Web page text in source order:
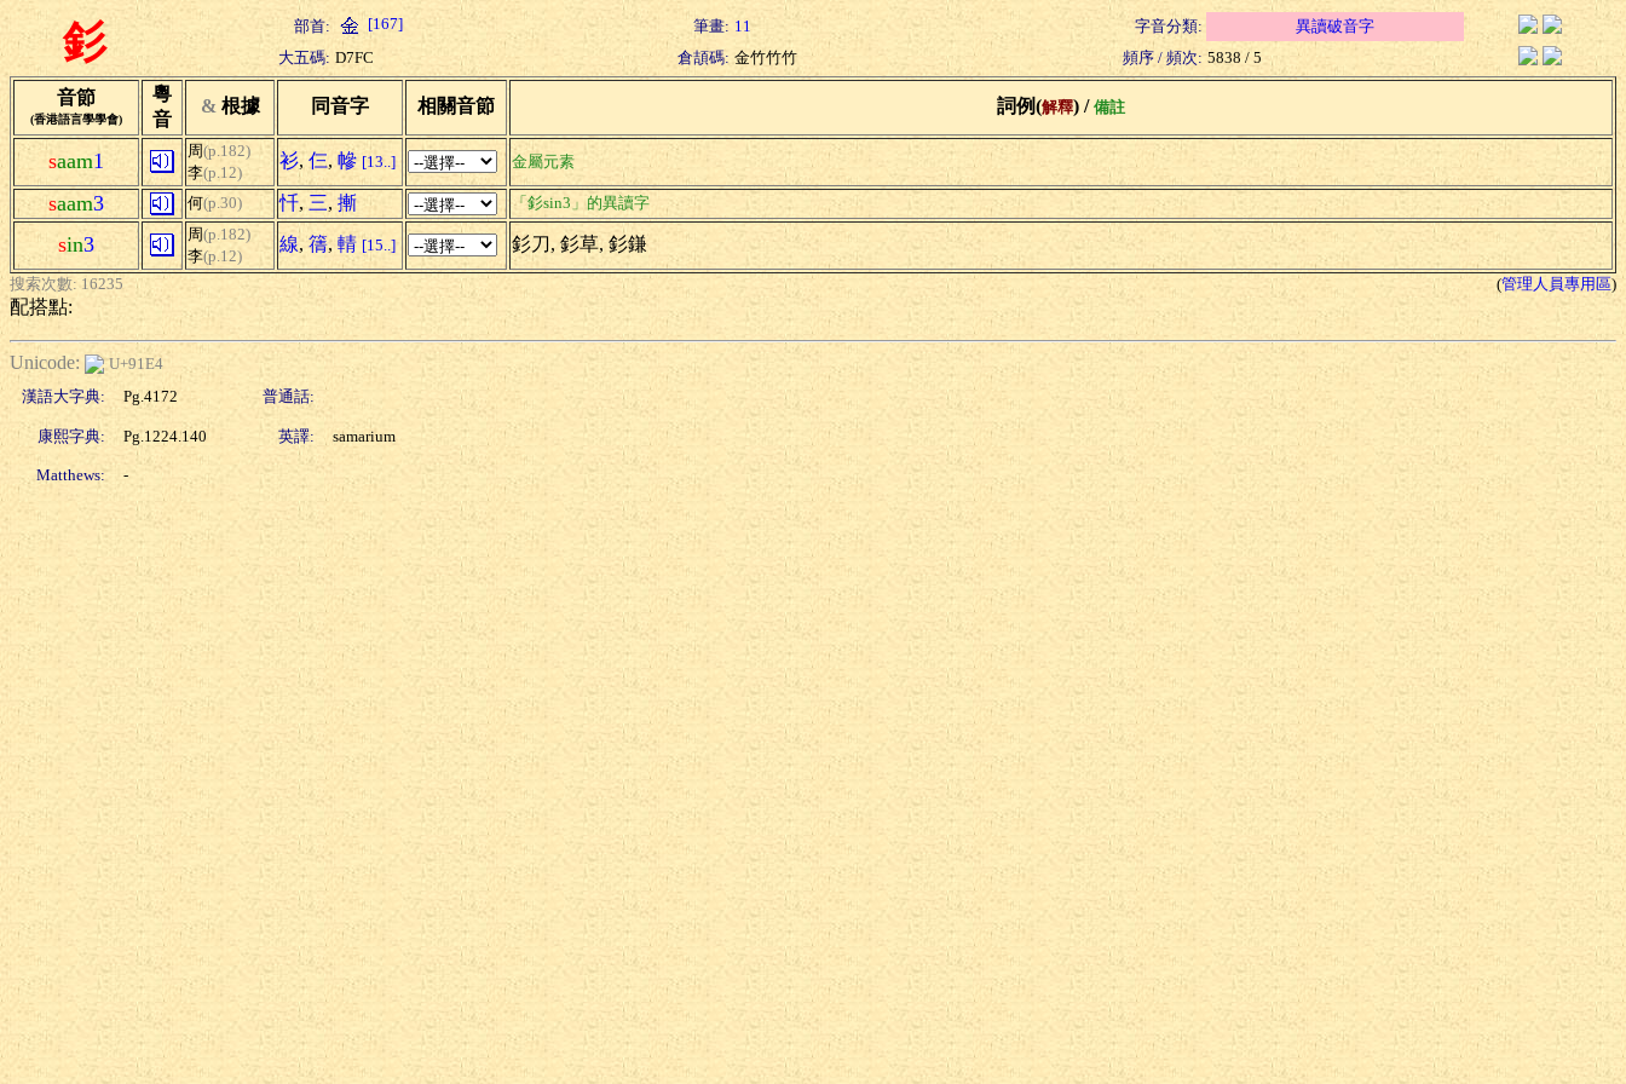
釤 部首: [167] 筆畫: 11 字音分類:
異讀破音字
大五碼: D7FC 倉頡碼: 金竹竹竹 頻序 / 頻次: 5838 / 5
音節
(香港語言學學會)
粵
音
& 根據 同音字 相關音節 詞例(解釋) / 備註
saam1 周(p.182)
李(p.12)
衫, 仨, 幓 [13..] 金屬元素
saam3 何(p.30) 忏, 三, 摲 「釤sin3」的異讀字
sin3 周(p.182)
李(p.12)
線, 篟, 輤 [15..] 釤刀, 釤草, 釤鎌
搜索次數: 16235 (管理人員專用區)
配搭點:
Unicode:
U+91E4
漢語大字典:
Pg.4172 普通話:
康熙字典: Pg.1224.140 英譯: samarium
Matthews: -